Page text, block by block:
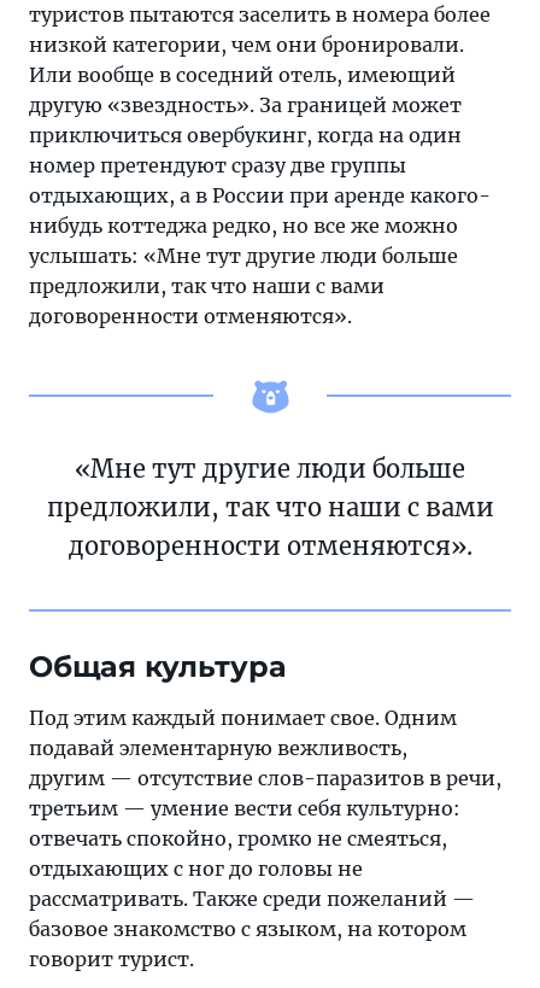
туристов пытаются заселить в номера более
низкой категории, чем они бронировали.
Или вообще в соседний отель, имеющий
другую «звездность». За границей может
приключиться овербукинг, когда на один
номер претендуют сразу две группы
отдыхающих, а в России при аренде какого-
нибудь коттеджа редко, но все же можно
услышать: «Мне тут другие люди больше
предложили, так что наши с вами
договоренности отменяются».
«Мне тут другие люди больше
предложили, так что наши с вами
договоренности отменяются».
Общая культура
Под этим каждый понимает свое. Одним
подавай элементарную вежливость,
другим — отсутствие слов-паразитов в речи,
третьим — умение вести себя культурно:
отвечать спокойно, громко не смеяться,
отдыхающих с ног до головы не
рассматривать. Также среди пожеланий —
базовое знакомство с языком, на котором
говорит турист.